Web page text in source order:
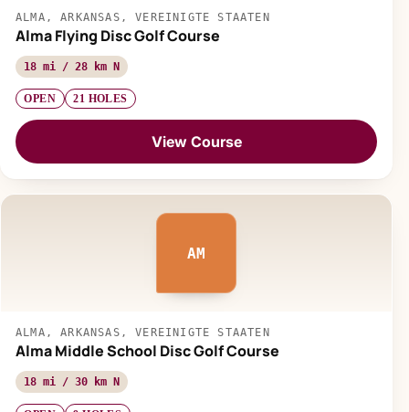
ALMA, ARKANSAS, VEREINIGTE STAATEN
Alma Flying Disc Golf Course
18 mi / 28 km N
OPEN 21 HOLES
View Course
AM
ALMA, ARKANSAS, VEREINIGTE STAATEN
Alma Middle School Disc Golf Course
18 mi / 30 km N